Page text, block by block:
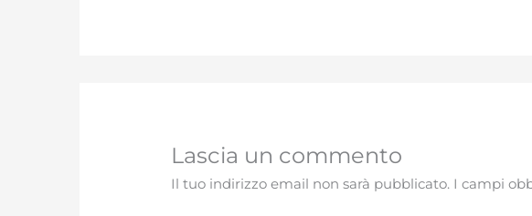
Lascia un commento
Il tuo indirizzo email non sarà pubblicato. I campi